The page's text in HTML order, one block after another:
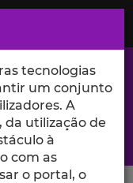
no Iscte
tecnologias
um conjunto
A
da utilização de
à
com as
o portal, o